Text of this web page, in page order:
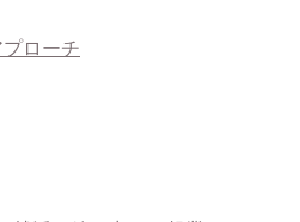
ローチ